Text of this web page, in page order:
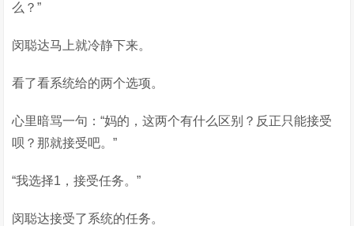
么？”
闵聪达马上就冷静下来。
看了看系统给的两个选项。
心里暗骂一句：“妈的，这两个有什么区别？反正只能接受
呗？那就接受吧。”
“我选择1，接受任务。”
闵聪达接受了系统的任务。